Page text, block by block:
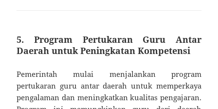
5. Program Pertukaran Guru Antar
Daerah untuk Peningkatan Kompetensi
Pemerintah mulai menjalankan program
pertukaran guru antar daerah untuk memperkaya
pengalaman dan meningkatkan kualitas pengajaran.